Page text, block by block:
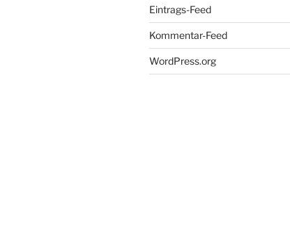
Eintrags-Feed
Kommentar-Feed
WordPress.org